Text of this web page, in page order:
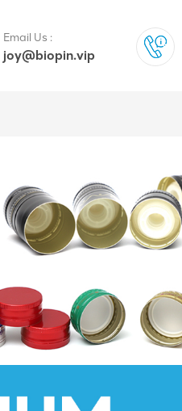
Email Us :
joy@biopin.vip